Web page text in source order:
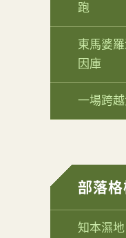
跑
東馬婆
因庫
一場跨
部落
知本濕